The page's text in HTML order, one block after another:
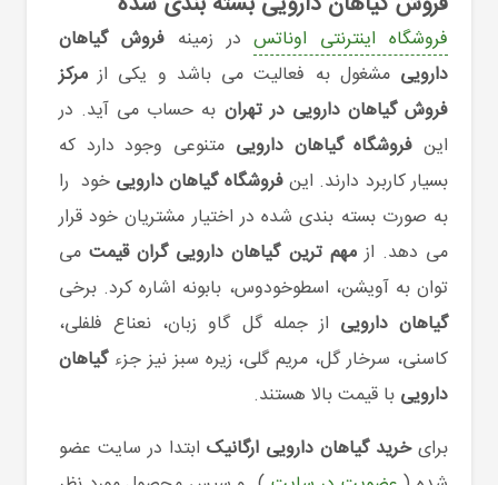
فروشگاه اینترنتی اوناتسدر زمینهفروش گیاهان
داروییمشغول به فعالیت می باشد و یکی از مرکز
فروش گیاهان دارویی در تهران به حساب می آید. در
اینفروشگاه گیاهان دارویی متنوعی وجود دارد که
بسیار کاربرد دارند. اینفروشگاه گیاهان دارویی خود را
به صورت بسته بندی شده در اختیار مشتریان خود قرار
می دهد. ازمهم ترین گیاهان دارویی گران قیمت می
توان به آویشن، اسطوخودوس، بابونه اشاره کرد. برخی
گیاهان دارویی از جمله گل گاو زبان، نعناع فلفلی،
کاسنی، سرخار گل، مریم گلی، زیره سبز نیز جزء گیاهان
دارویی با قیمت بالا هستند.
برایخرید گیاهان دارویی ارگانیک ابتدا در سایت عضو